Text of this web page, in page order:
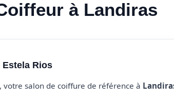
à Landiras
Rios
, votre salon de coiffure de référence à